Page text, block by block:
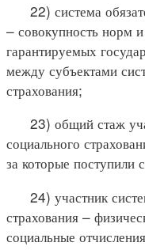
22) система
– совокупность норм
гарантируемых
между субъектами
страхования;
23) общий стаж
социального
за которые поступили
24) участник
страхования –
социальные